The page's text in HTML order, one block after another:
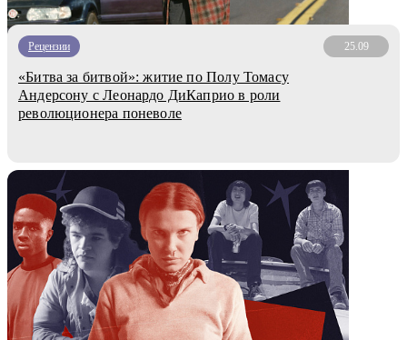
Рецензии 25.09
«Битва за битвой»: житие по Полу Томасу
Андерсону с Леонардо ДиКаприо в роли
революционера поневоле